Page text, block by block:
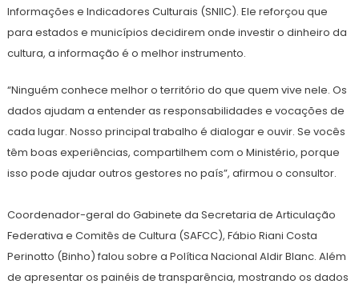
Informações e Indicadores Culturais (SNIIC). Ele reforçou que
para estados e municípios decidirem onde investir o dinheiro da
cultura, a informação é o melhor instrumento.
“Ninguém conhece melhor o território do que quem vive nele. Os
dados ajudam a entender as responsabilidades e vocações de
cada lugar. Nosso principal trabalho é dialogar e ouvir. Se vocês
têm boas experiências, compartilhem com o Ministério, porque
isso pode ajudar outros gestores no país”, afirmou o consultor.
Coordenador-geral do Gabinete da Secretaria de Articulação
Federativa e Comitês de Cultura (SAFCC), Fábio Riani Costa
Perinotto (Binho) falou sobre a Política Nacional Aldir Blanc. Além
de apresentar os painéis de transparência, mostrando os dados